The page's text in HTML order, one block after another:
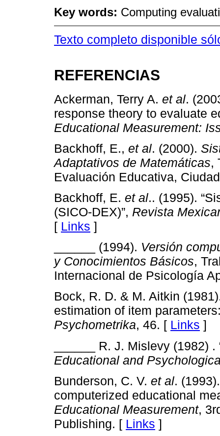
Key words: Computing
Texto completo disponible
REFERENCIAS
Ackerman, Terry A. et al.
response theory to evaluate
Educational Measurement:
Backhoff, E., et al. (2000).
Adaptativos de Matemáticas,
Evaluación Educativa,
Backhoff, E. et al.. (1995).
(SICO-DEX)”, Revista
[ Links ]
______ (1994). Versión
y Conocimientos Básicos,
Internacional de Psicología
Bock, R. D. & M. Aitkin
estimation of item
Psychometrika, 46. [ Links ]
______ R. J. Mislevy (1982)
Educational and
Bunderson, C. V. et al.
computerized educational
Educational Measurement,
Publishing. [ Links ]